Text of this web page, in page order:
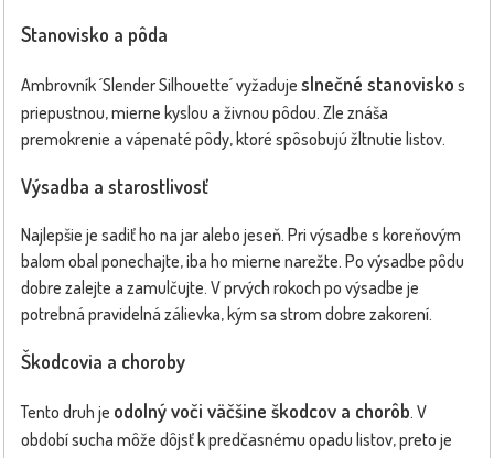
Stanovisko a pôda
Ambrovník ´Slender Silhouette´ vyžaduje slnečné stanovisko s
priepustnou, mierne kyslou a živnou pôdou. Zle znáša
premokrenie a vápenaté pôdy, ktoré spôsobujú žltnutie listov.
Výsadba a starostlivosť
Najlepšie je sadiť ho na jar alebo jeseň. Pri výsadbe s koreňovým
balom obal ponechajte, iba ho mierne narežte. Po výsadbe pôdu
dobre zalejte a zamulčujte. V prvých rokoch po výsadbe je
potrebná pravidelná zálievka, kým sa strom dobre zakorení.
Škodcovia a choroby
Tento druh je odolný voči väčšine škodcov a chorôb. V
období sucha môže dôjsť k predčasnému opadu listov, preto je